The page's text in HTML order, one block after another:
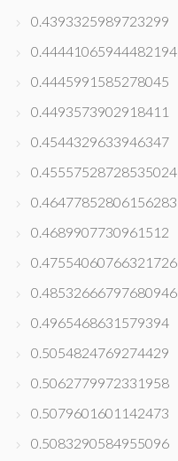
0.4393325989723299
0.44441065944482194
0.4445991585278045
0.4493573902918411
0.4544329633946347
0.45557528728535024
0.46477852806156283
0.4689907730961512
0.47554060766321726
0.48532666797680946
0.4965468631579394
0.5054824769274429
0.5062779972331958
0.5079601601142473
0.5083290584955096